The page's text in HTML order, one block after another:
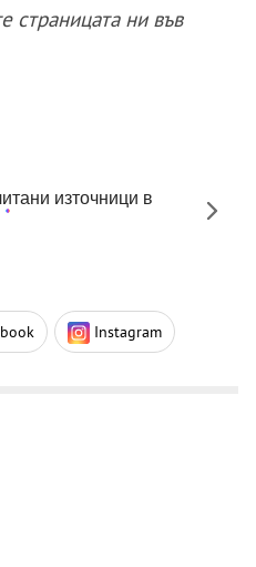
страницата ни във
източници в
Instagram